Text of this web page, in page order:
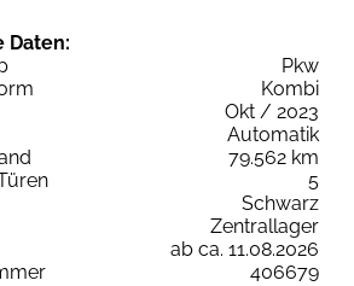
Daten:
Pkw
Kombi
Okt / 2023
Automatik
79.562 km
5
Schwarz
Zentrallager
ab ca. 11.08.2026
406679